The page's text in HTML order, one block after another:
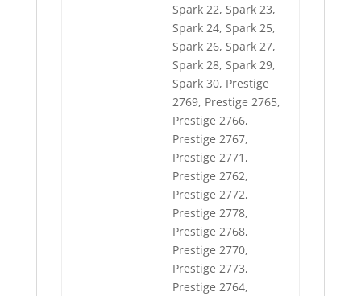
Spark 22, Spark 23,
Spark 24, Spark 25,
Spark 26, Spark 27,
Spark 28, Spark 29,
Spark 30, Prestige
2769, Prestige 2765,
Prestige 2766,
Prestige 2767,
Prestige 2771,
Prestige 2762,
Prestige 2772,
Prestige 2778,
Prestige 2768,
Prestige 2770,
Prestige 2773,
Prestige 2764,